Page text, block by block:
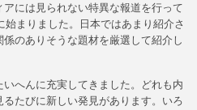
には見られない特異な報道を行って
まりました。日本ではあまり紹介さ
のありそうな題材を厳選して紹介し
へんに充実してきました。どれも内
たびに新しい発見があります。いろ